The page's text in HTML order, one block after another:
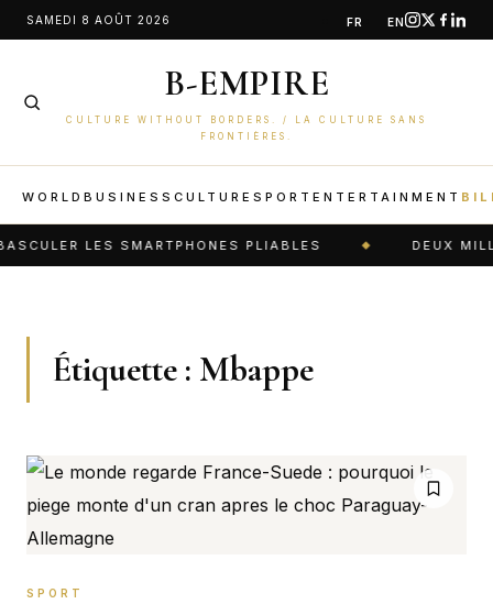
AllerSAMEDI 8 AOÛT 2026 FR EN
B-EMPIRE
CULTURE WITHOUT BORDERS. / LA CULTURE SANS
FRONTIÈRES.
WORLD BUSINESS CULTURE SPORT ENTERTAINMENT
LES SMARTPHONES PLIABLES DEUX
Étiquette : Mbappe
SPORT